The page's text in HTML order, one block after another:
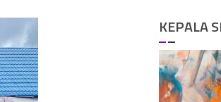
KEPALA